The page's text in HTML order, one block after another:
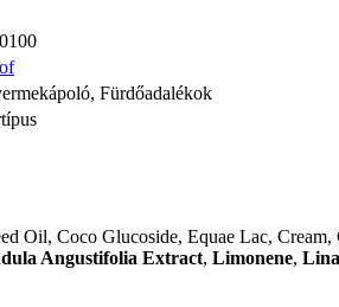
Fürdőadalékok
Oil, Coco Glucoside, Equae Lac,
Angustifolia Extract, Limonene,